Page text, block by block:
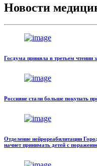
Новости
Госдума приняла в третьем чтении
Россияне стали больше покупать
Отделение нейрореабилитации
начнет принимать детей с